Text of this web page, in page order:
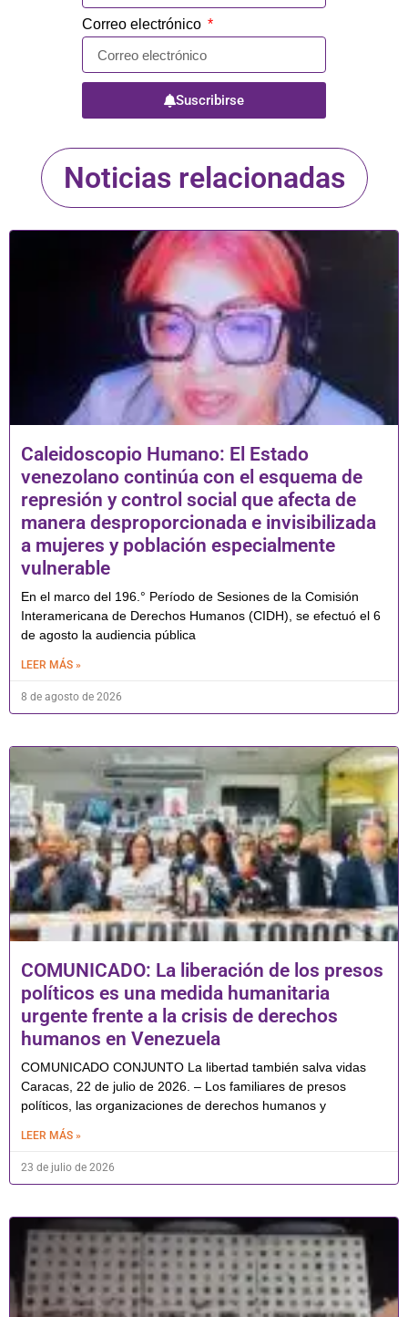
Correo electrónico
Suscribirse
Noticias relacionadas
Caleidoscopio Humano: El Estado
venezolano continúa con el esquema de
represión y control social que afecta de
manera desproporcionada e invisibilizada
a mujeres y población especialmente
vulnerable
En el marco del 196.° Período de Sesiones de la Comisión
Interamericana de Derechos Humanos (CIDH), se efectuó el 6
de agosto la audiencia pública
LEER MÁS »
8 de agosto de 2026
COMUNICADO: La liberación de los presos
políticos es una medida humanitaria
urgente frente a la crisis de derechos
humanos en Venezuela
COMUNICADO CONJUNTO La libertad también salva vidas
Caracas, 22 de julio de 2026. – Los familiares de presos
políticos, las organizaciones de derechos humanos y
LEER MÁS »
23 de julio de 2026